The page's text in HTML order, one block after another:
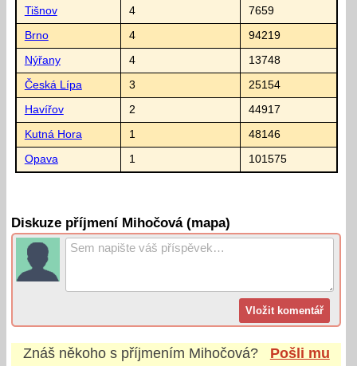
Tišnov 4 7659
Brno 4 94219
Nýřany 4 13748
Česká Lípa 3 25154
Havířov 2 44917
Kutná Hora 1 48146
Opava 1 101575
Diskuze příjmení Mihočová (mapa)
Znáš někoho s příjmením Mihočová?
Pošli mu